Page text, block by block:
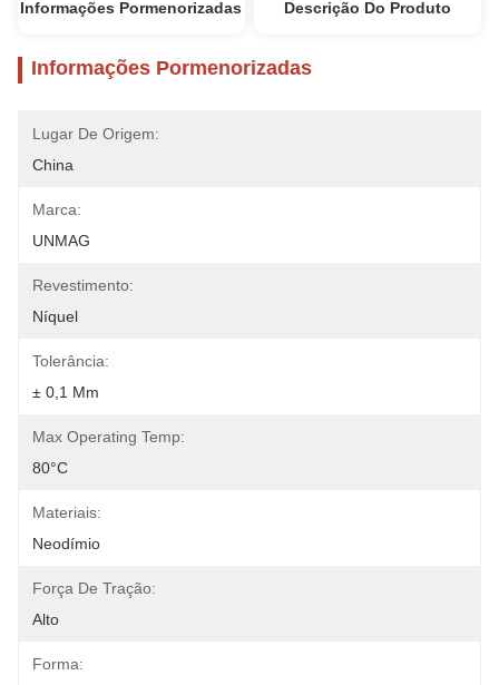
Informações Pormenorizadas Descrição Do Produto
Informações Pormenorizadas
Lugar De Origem:
China
Marca:
UNMAG
Revestimento:
Níquel
Tolerância:
± 0,1 Mm
Max Operating Temp:
80°C
Materiais:
Neodímio
Força De Tração:
Alto
Forma: